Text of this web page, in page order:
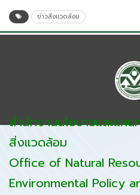
ข่าวสิ่งแวดล้อม
สำนักงานนโยบายและแผ
สิ่งแวดล้อม
Office of Natural
Environmental Policy